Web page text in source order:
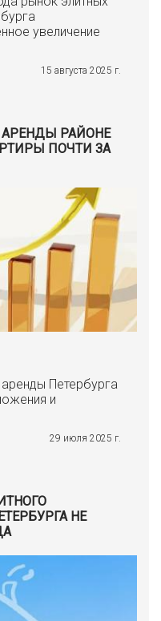
увеличение
15 августа 2025 г.
РАЙОНЕ
ПОЧТИ ЗА
Петербурга
и
29 июля 2025 г.
НЕ